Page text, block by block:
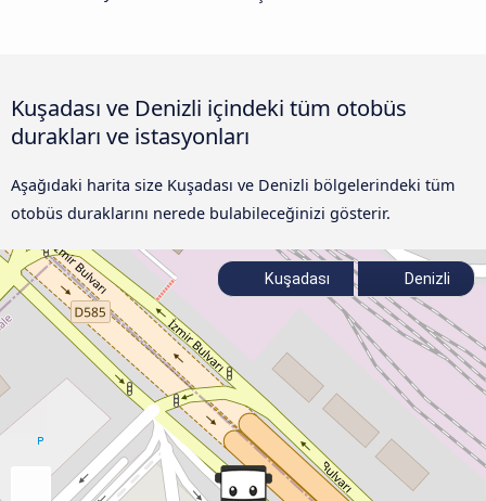
Kuşadası ve Denizli içindeki tüm otobüs
durakları ve istasyonları
Aşağıdaki harita size Kuşadası ve Denizli bölgelerindeki tüm
otobüs duraklarını nerede bulabileceğinizi gösterir.
Kuşadası Denizli